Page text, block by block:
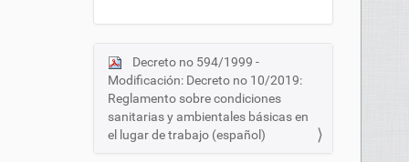
N
a
v
i
Decreto no 594/1999 -
Modificación: Decreto no 10/2019:
Reglamento sobre condiciones
sanitarias y ambientales básicas en
el lugar de trabajo (español)